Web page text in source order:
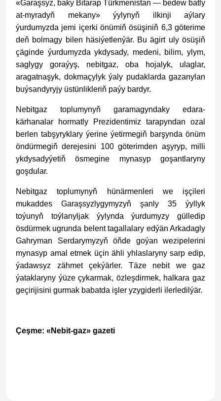
«Garaşsyz, baky Bitarap Türkmenis­tan — be­dew bat­ly
at-my­ra­dyň mekany» ýylynyň ilkinji aýlary
ýurdumyzda jemi içerki önümiň ösüşiniň 6,3 göterime
deň bolmagy bilen häsiýetlenýär. Bu ägirt uly ösüşiň
çäginde ýurdumyzda ykdysady, medeni, bilim, ylym,
saglygy goraýyş, nebitgaz, oba hojalyk, ulaglar,
aragatnaşyk, dokmaçylyk ýaly pudaklarda gazanylan
buýsandyryjy üstünlikleriň paýy bardyr.
Nebitgaz toplumynyň garamagyndaky edara-
kärhanalar hormatly Prezidentimiz tarapyndan ozal
berlen tabşyryklary ýerine ýetirmegiň barşynda önüm
öndürmegiň derejesini 100 göterimden aşyryp, milli
ykdysadyýetiň ösmegine mynasyp goşantlaryny
goşdular.
Nebitgaz toplumynyň hünärmenleri we işçileri
mukaddes Garaşsyzlygymyzyň şanly 35 ýyllyk
toýunyň toýlanyljak ýylynda ýurdumyzy gülledip
ösdürmek ugrunda belent tagallalary edýän Arkadagly
Gahryman Serdarymyzyň öňde goýan wezipelerini
mynasyp amal etmek üçin ähli yhlaslaryny sarp edip,
ýadawsyz zähmet çekýärler. Täze nebit we gaz
ýataklaryny ýüze çykarmak, özleşdirmek, halkara gaz
geçirijisini gurmak babatda işler yzygiderli ilerledilýär.
Çeşme: «Nebit-gaz» gazeti